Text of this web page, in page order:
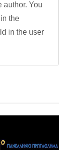
author. You
the
in the user